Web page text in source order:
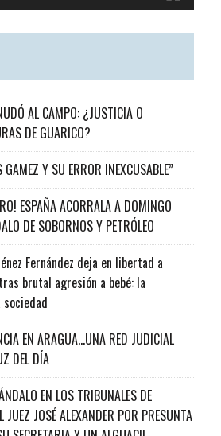
AL CAMPO: ¿JUSTICIA O
DE GUARICO?
GAMEZ Y SU ERROR INEXCUSABLE”
ESPAÑA ACORRALA A DOMINGO
DE SOBORNOS Y PETRÓLEO
Fernández deja en libertad a
brutal agresión a bebé: la
EN ARAGUA…UNA RED JUDICIAL
DEL DÍA
EN LOS TRIBUNALES DE
JUEZ JOSÉ ALEXANDER POR PRESUNTA